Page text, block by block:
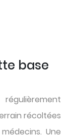
base
récoltées
Une